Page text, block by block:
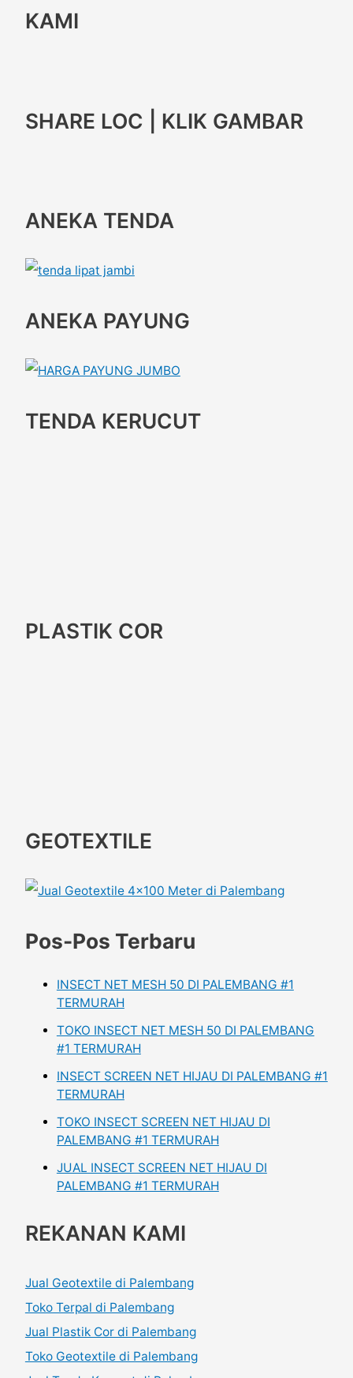
KAMI
SHARE LOC | KLIK GAMBAR
ANEKA TENDA
ANEKA PAYUNG
TENDA KERUCUT
PLASTIK COR
GEOTEXTILE
Pos-Pos Terbaru
INSECT NET MESH 50 DI PALEMBANG #1
TERMURAH
TOKO INSECT NET MESH 50 DI PALEMBANG
#1 TERMURAH
INSECT SCREEN NET HIJAU DI PALEMBANG #1
TERMURAH
TOKO INSECT SCREEN NET HIJAU DI
PALEMBANG #1 TERMURAH
JUAL INSECT SCREEN NET HIJAU DI
PALEMBANG #1 TERMURAH
REKANAN KAMI
Jual Geotextile di Palembang
Toko Terpal di Palembang
Jual Plastik Cor di Palembang
Toko Geotextile di Palembang